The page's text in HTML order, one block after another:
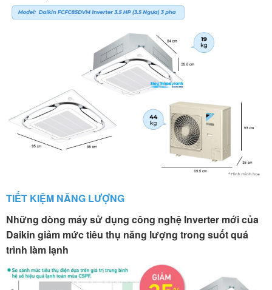
TIẾT KIỆM NĂNG LƯỢNG
Những dòng máy sử dụng công nghệ Inverter mới của
Daikin giảm mức tiêu thụ năng lượng trong suốt quá
trình làm lạnh